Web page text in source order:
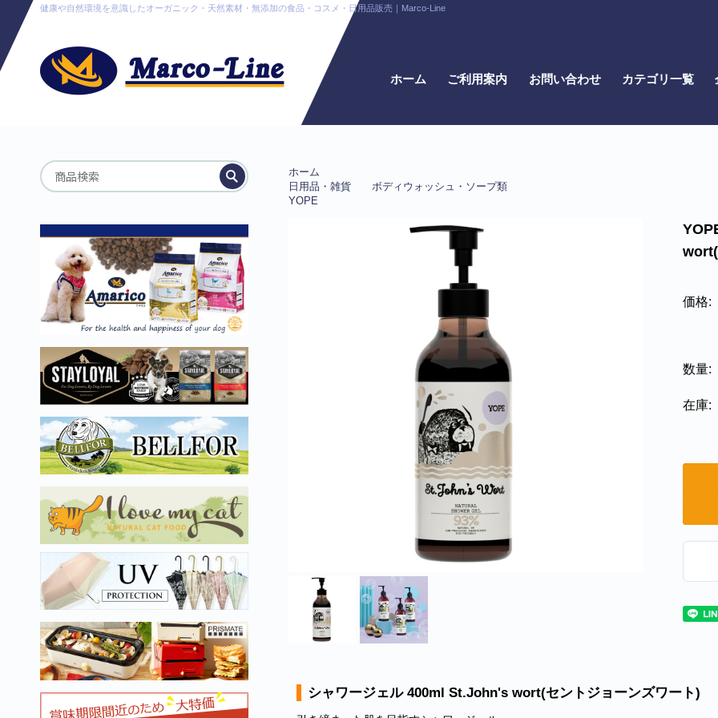
健康や自然環境を意識したオーガニック・天然素材・無添加の食品・コスメ・日用品販売｜Marco-Line
ホーム ご利用案内 お問い合わせ カテゴリ一覧
ホーム
日用品・雑貨
ボディウォッシュ・ソープ類
YOPE
価格:
数量:
在庫:
シャワージェル 400ml St.John's wort(セントジョーンズワート)